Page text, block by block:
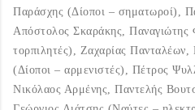
Παράσχης (Δίοποι – σηματωροί),
Απόστολος Σκαράκης, Παναγιώτης
τορπιλητές), Ζαχαρίας Πανταλέων,
(Δίοποι – αρμενιστές), Πέτρος
Νικόλαος Αρμένης, Παντελής